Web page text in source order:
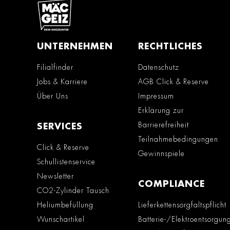
UNTERNEHMEN
Filialfinder
Jobs & Karriere
Über Uns
SERVICES
Click & Reserve
Schullistenservice
Newsletter
CO2-Zylinder Tausch
Heliumbefüllung
Wunschartikel
RECHTLICHES
Datenschutz
AGB Click & Reserve
Impressum
Erklärung zur
Barrierefreiheit
Teilnahmebedingungen
Gewinnspiele
COMPLIANCE
Lieferkettensorgfaltspflicht
Batterie-/Elektroentsorgung